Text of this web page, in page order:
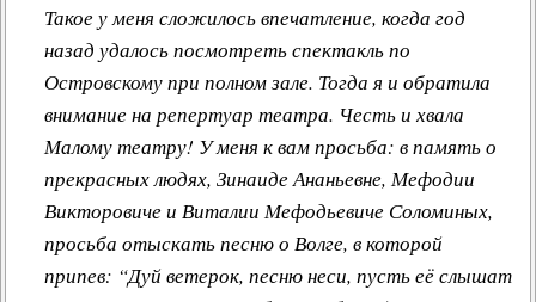
Такое у меня сложилось впечатление, когда год
назад удалось посмотреть спектакль по
Островскому при полном зале. Тогда я и обратила
внимание на репертуар театра. Честь и хвала
Малому театру! У меня к вам просьба: в память о
прекрасных людях, Зинаиде Ананьевне, Мефодии
Викторовиче и Виталии Мефодьевиче Соломиных,
просьба отыскать песню о Волге, в которой
припев: “Дуй ветерок, песню неси, пусть её слышат